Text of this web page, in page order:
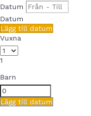
Datum
Datum
Lägg till datum
Vuxna
1
Barn
Lägg till datum